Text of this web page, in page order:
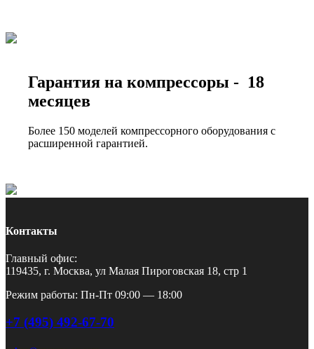
Гарантия на компрессоры - 18
месяцев
Более 150 моделей компрессорного оборудования с
расширенной гарантией.
Контакты
Главный офис:
119435, г. Москва, ул Малая Пироговская 18, стр 1
Режим работы: Пн-Пт 09:00 — 18:00
+7 (495) 492-67-70